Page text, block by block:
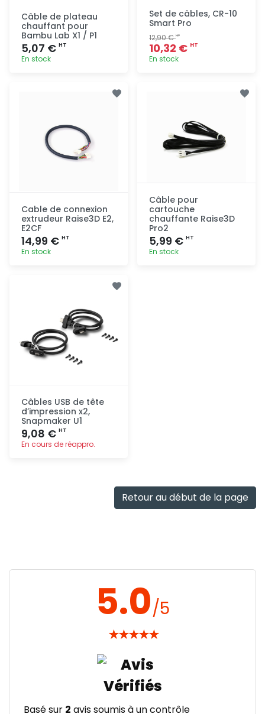
Câble de plateau
chauffant pour
Bambu Lab X1 / P1
5,07 € HT
En stock
Set de câbles, CR-10
Smart Pro
12,90 €HT
10,32 € HT
En stock
Cable de connexion
extrudeur Raise3D E2,
E2CF
14,99 € HT
En stock
Câble pour
cartouche
chauffante Raise3D
Pro2
5,99 € HT
En stock
Câbles USB de tête
d’impression x2,
Snapmaker U1
9,08 € HT
En cours de réappro.
Retour au début de la page
5.0/5
★★★★★
Basé sur 2 avis soumis à un contrôle